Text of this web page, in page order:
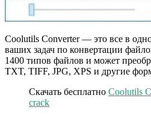
Coolutils Converter — это все в
ваших задач по конвертации
1400 типов файлов и может
TXT, TIFF, JPG, XPS и другие
Скачать бесплатно Coolutils
crack